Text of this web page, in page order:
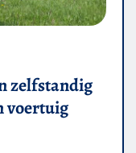
zelfstandig
voertuig